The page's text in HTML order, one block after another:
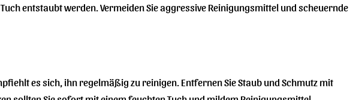
entstaubt werden. Vermeiden Sie aggressive Reinigungsmittel und scheuernde
es sich, ihn regelmäßig zu reinigen. Entfernen Sie Staub und Schmutz mit